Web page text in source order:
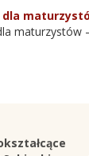
maturzystów